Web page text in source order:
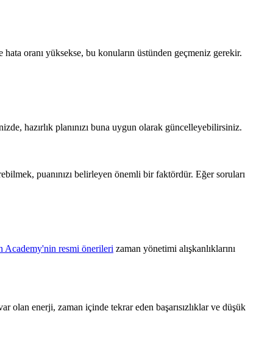
oranı yüksekse, bu konuların üstünden geçmeniz gerekir.
hazırlık planınızı buna uygun olarak güncelleyebilirsiniz.
puanınızı belirleyen önemli bir faktördür. Eğer soruları
Academy'nin resmi önerileri zaman yönetimi alışkanlıklarını
olan enerji, zaman içinde tekrar eden başarısızlıklar ve düşük